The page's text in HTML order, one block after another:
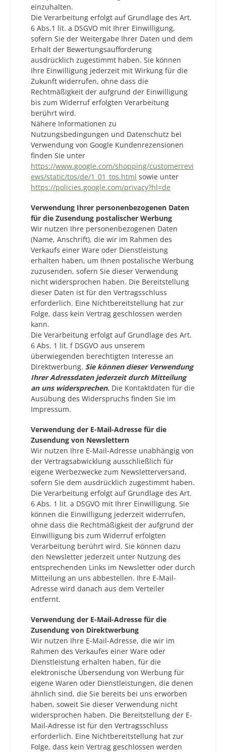
einzuhalten.
Die Verarbeitung erfolgt auf Grundlage des Art.
6 Abs.1 lit. a DSGVO mit Ihrer Einwilligung,
sofern Sie der Weitergabe Ihrer Daten und dem
Erhalt der Bewertungsaufforderung
ausdrücklich zugestimmt haben. Sie können
Ihre Einwilligung jederzeit mit Wirkung für die
Zukunft widerrufen, ohne dass die
Rechtmäßigkeit der aufgrund der Einwilligung
bis zum Widerruf erfolgten Verarbeitung
berührt wird.
Nähere Informationen zu
Nutzungsbedingungen und Datenschutz bei
Verwendung von Google Kundenrezensionen
finden Sie unter
https://www.google.com/shopping/customerrevi
ews/static/tos/de/1_01_tos.html sowie unter
https://policies.google.com/privacy?hl=de
Verwendung Ihrer personenbezogenen Daten
für die Zusendung postalischer Werbung
Wir nutzen Ihre personenbezogenen Daten
(Name, Anschrift), die wir im Rahmen des
Verkaufs einer Ware oder Dienstleistung
erhalten haben, um Ihnen postalische Werbung
zuzusenden, sofern Sie dieser Verwendung
nicht widersprochen haben. Die Bereitstellung
dieser Daten ist für den Vertragsschluss
erforderlich. Eine Nichtbereitstellung hat zur
Folge, dass kein Vertrag geschlossen werden
kann.
Die Verarbeitung erfolgt auf Grundlage des Art.
6 Abs. 1 lit. f DSGVO aus unserem
überwiegenden berechtigten Interesse an
Direktwerbung. Sie können dieser Verwendung
Ihrer Adressdaten jederzeit durch Mitteilung
an uns widersprechen. Die Kontaktdaten für die
Ausübung des Widerspruchs finden Sie im
Impressum.
Verwendung der E-Mail-Adresse für die
Zusendung von Newslettern
Wir nutzen Ihre E-Mail-Adresse unabhängig von
der Vertragsabwicklung ausschließlich für
eigene Werbezwecke zum Newsletterversand,
sofern Sie dem ausdrücklich zugestimmt haben.
Die Verarbeitung erfolgt auf Grundlage des Art.
6 Abs. 1 lit. a DSGVO mit Ihrer Einwilligung. Sie
können die Einwilligung jederzeit widerrufen,
ohne dass die Rechtmäßigkeit der aufgrund der
Einwilligung bis zum Widerruf erfolgten
Verarbeitung berührt wird. Sie können dazu
den Newsletter jederzeit unter Nutzung des
entsprechenden Links im Newsletter oder durch
Mitteilung an uns abbestellen. Ihre E-Mail-
Adresse wird danach aus dem Verteiler
entfernt.
Verwendung der E-Mail-Adresse für die
Zusendung von Direktwerbung
Wir nutzen Ihre E-Mail-Adresse, die wir im
Rahmen des Verkaufes einer Ware oder
Dienstleistung erhalten haben, für die
elektronische Übersendung von Werbung für
eigene Waren oder Dienstleistungen, die denen
ähnlich sind, die Sie bereits bei uns erworben
haben, soweit Sie dieser Verwendung nicht
widersprochen haben. Die Bereitstellung der E-
Mail-Adresse ist für den Vertragsschluss
erforderlich. Eine Nichtbereitstellung hat zur
Folge, dass kein Vertrag geschlossen werden